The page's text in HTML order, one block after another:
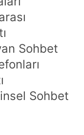
Sohbet
Sohbet